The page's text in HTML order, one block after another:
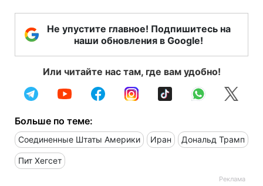
Не упустите главное! Подпишитесь на
наши обновления в Google!
Или читайте нас там, где вам удобно!
Больше по теме:
Соединенные Штаты Америки Иран Дональд Трамп
Пит Хегсет